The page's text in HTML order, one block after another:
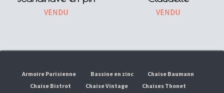
VENDU VENDU
Armoire Parisienne Bassine en zinc
Chaise Baumann
Chaise Bistrot
Chaise Vintage
Chaises Thonet